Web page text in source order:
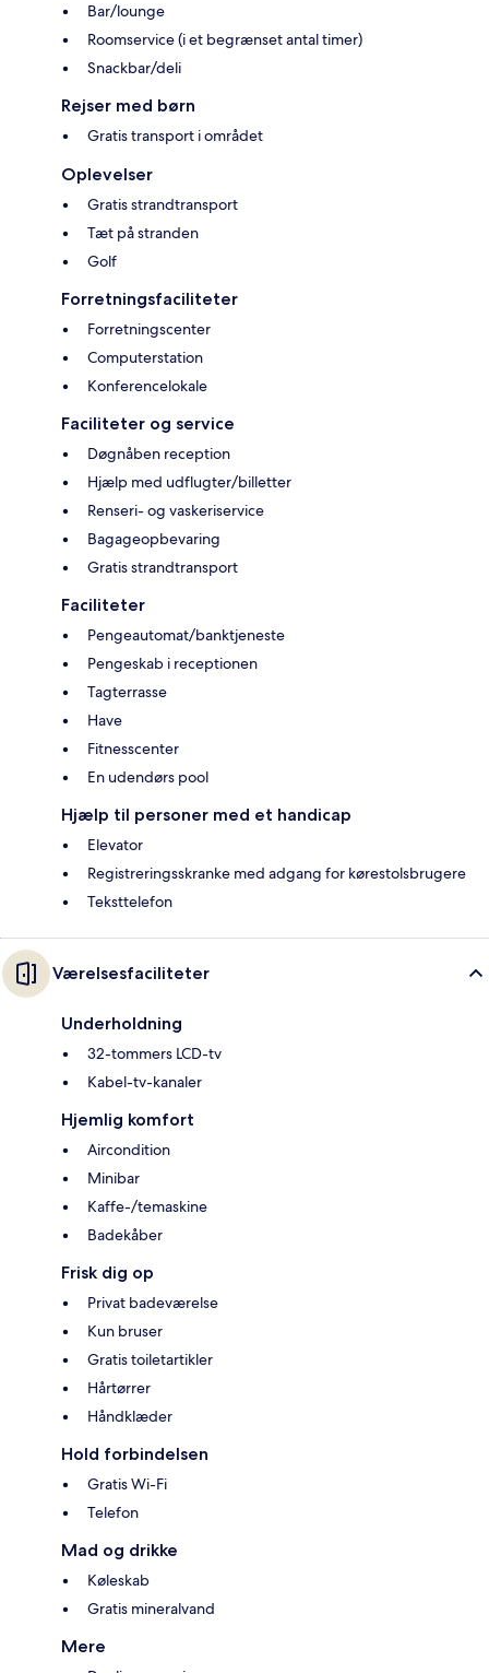
Bar/lounge
Roomservice (i et begrænset antal timer)
Snackbar/deli
Rejser med børn
Gratis transport i området
Oplevelser
Gratis strandtransport
Tæt på stranden
Golf
Forretningsfaciliteter
Forretningscenter
Computerstation
Konferencelokale
Faciliteter og service
Døgnåben reception
Hjælp med udflugter/billetter
Renseri- og vaskeriservice
Bagageopbevaring
Gratis strandtransport
Faciliteter
Pengeautomat/banktjeneste
Pengeskab i receptionen
Tagterrasse
Have
Fitnesscenter
En udendørs pool
Hjælp til personer med et handicap
Elevator
Registreringsskranke med adgang for kørestolsbrugere
Teksttelefon
Værelsesfaciliteter
Underholdning
32-tommers LCD-tv
Kabel-tv-kanaler
Hjemlig komfort
Aircondition
Minibar
Kaffe-/temaskine
Badekåber
Frisk dig op
Privat badeværelse
Kun bruser
Gratis toiletartikler
Hårtørrer
Håndklæder
Hold forbindelsen
Gratis Wi-Fi
Telefon
Mad og drikke
Køleskab
Gratis mineralvand
Mere